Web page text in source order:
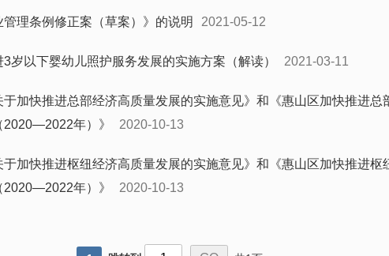
理条例修正案（草案）》的说明 2021-05-12
岁以下婴幼儿照护服务发展的实施方案（解读） 2021-03-11
加快推进总部经济高质量发展的实施意见》和《惠山区加快推进总
年）》
2020-10-13
加快推进枢纽经济高质量发展的实施意见》和《惠山区加快推进枢
年）》
2020-10-13